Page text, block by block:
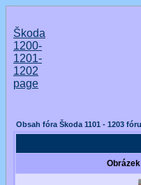
Škoda
1200-
1201-
1202
page
Obsah fóra Škoda 1101 - 1203